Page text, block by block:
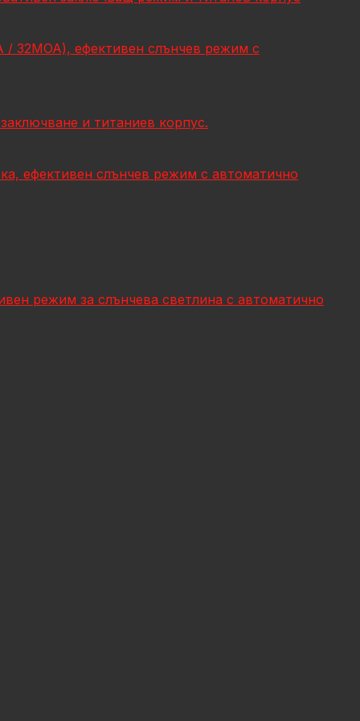
/ 32MOA), ефективен слънчев режим с
и титаниев корпус.
ефективен слънчев режим с автоматично
режим за слънчева светлина с автоматично